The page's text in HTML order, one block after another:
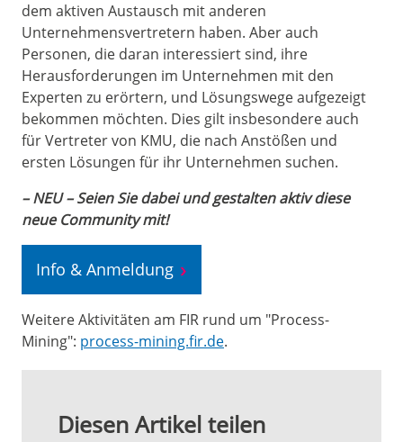
dem aktiven Austausch mit anderen
Unternehmensvertretern haben. Aber auch
Personen, die daran interessiert sind, ihre
Herausforderungen im Unternehmen mit den
Experten zu erörtern, und Lösungswege aufgezeigt
bekommen möchten. Dies gilt insbesondere auch
für Vertreter von KMU, die nach Anstößen und
ersten Lösungen für ihr Unternehmen suchen.
– NEU – Seien Sie dabei und gestalten aktiv diese
neue Community mit!
Info & Anmeldung
Weitere Aktivitäten am FIR rund um "Process-
Mining": process-mining.fir.de.
Diesen Artikel teilen